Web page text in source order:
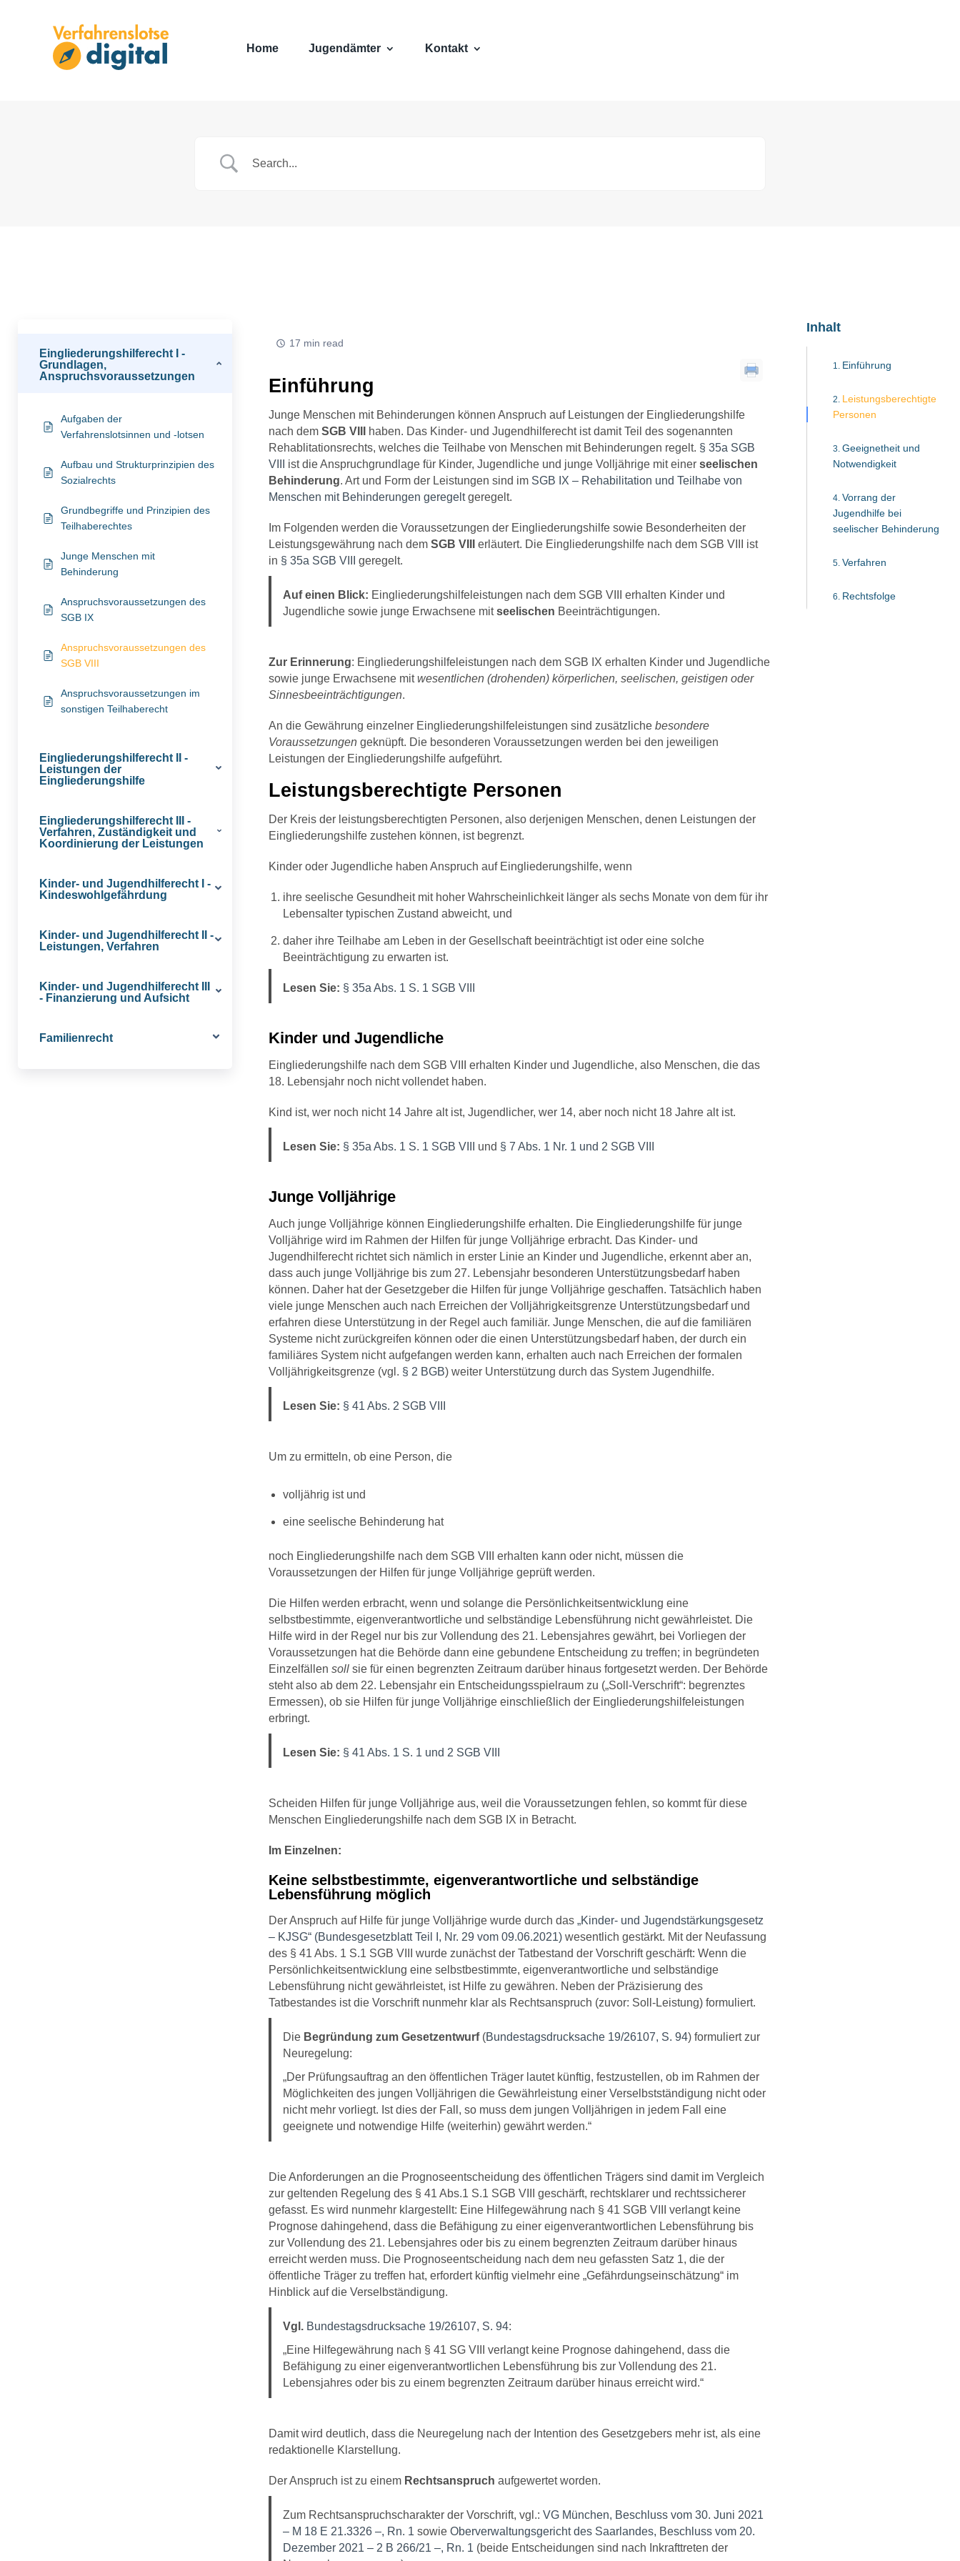
Home Jugendämter Kontakt
Eingliederungshilferecht I -
Grundlagen,
Anspruchsvoraussetzungen
Aufgaben der
Verfahrenslotsinnen und -lotsen
Aufbau und Strukturprinzipien des
Sozialrechts
Grundbegriffe und Prinzipien des
Teilhaberechtes
Junge Menschen mit
Behinderung
Anspruchsvoraussetzungen des
SGB IX
Anspruchsvoraussetzungen des
SGB VIII
Anspruchsvoraussetzungen im
sonstigen Teilhaberecht
Eingliederungshilferecht II -
Leistungen der
Eingliederungshilfe
Eingliederungshilferecht III -
Verfahren, Zuständigkeit und
Koordinierung der Leistungen
Kinder- und Jugendhilferecht I -
Kindeswohlgefährdung
Kinder- und Jugendhilferecht II -
Leistungen, Verfahren
Kinder- und Jugendhilferecht III
- Finanzierung und Aufsicht
Familienrecht
17 min read
Einführung
Junge Menschen mit Behinderungen können Anspruch auf Leistungen der Eingliederungshilfe
nach dem SGB VIII
haben. Das Kinder- und Jugendhilferecht ist damit Teil des sogenannten
Rehablitationsrechts, welches die Teilhabe von Menschen mit Behinderungen regelt. § 35a SGB
VIII
ist die Anspruchgrundlage für Kinder, Jugendliche und junge Volljährige mit einer seelischen
Behinderung. Art und Form der Leistungen sind im SGB IX – Rehabilitation und Teilhabe von
Menschen mit Behinderungen geregeltgeregelt.
Im Folgenden werden die Voraussetzungen der Eingliederungshilfe sowie Besonderheiten der
Leistungsgewährung nach dem SGB VIII
erläutert. Die Eingliederungshilfe nach dem SGB VIII ist
in § 35a SGB VIII geregelt.
Auf einen Blick: Eingliederungshilfeleistungen nach dem SGB VIII erhalten Kinder und
Jugendliche sowie junge Erwachsene mitseelischen Beeinträchtigungen.
Zur Erinnerung: Eingliederungshilfeleistungen nach dem SGB IX erhalten Kinder und Jugendliche
sowie junge Erwachsene mitwesentlichen (drohenden) körperlichen, seelischen, geistigen oder
Sinnesbeeinträchtigungen.
An die Gewährung einzelner Eingliederungshilfeleistungen sind zusätzliche besondere
Voraussetzungengeknüpft. Die besonderen Voraussetzungen werden bei den jeweiligen
Leistungen der Eingliederungshilfe aufgeführt.
Leistungsberechtigte Personen
Der Kreis der leistungsberechtigten Personen, also derjenigen Menschen, denen Leistungen der
Eingliederungshilfe zustehen können, ist begrenzt.
Kinder oder Jugendliche haben Anspruch auf Eingliederungshilfe, wenn
ihre seelische Gesundheit mit hoher Wahrscheinlichkeit länger als sechs Monate von dem für ihr
Lebensalter typischen Zustand abweicht, und
daher ihre Teilhabe am Leben in der Gesellschaft beeinträchtigt ist oder eine solche
Beeinträchtigung zu erwarten ist.
Lesen Sie: § 35a Abs. 1 S. 1 SGB VIII
Kinder und Jugendliche
Eingliederungshilfe nach dem SGB VIII erhalten Kinder und Jugendliche, also Menschen, die das
18. Lebensjahr noch nicht vollendet haben.
Kind ist, wer noch nicht 14 Jahre alt ist, Jugendlicher, wer 14, aber noch nicht 18 Jahre alt ist.
Lesen Sie: § 35a Abs. 1 S. 1 SGB VIII und § 7 Abs. 1 Nr. 1 und 2 SGB VIII
Junge Volljährige
Auch junge Volljährige können Eingliederungshilfe erhalten. Die Eingliederungshilfe für junge
Volljährige wird im Rahmen der Hilfen für junge Volljährige erbracht. Das Kinder- und
Jugendhilferecht richtet sich nämlich in erster Linie an Kinder und Jugendliche, erkennt aber an,
dass auch junge Volljährige bis zum 27. Lebensjahr besonderen Unterstützungsbedarf haben
können. Daher hat der Gesetzgeber die Hilfen für junge Volljährige geschaffen. Tatsächlich haben
viele junge Menschen auch nach Erreichen der Volljährigkeitsgrenze Unterstützungsbedarf und
erfahren diese Unterstützung in der Regel auch familiär. Junge Menschen, die auf die familiären
Systeme nicht zurückgreifen können oder die einen Unterstützungsbedarf haben, der durch ein
familiäres System nicht aufgefangen werden kann, erhalten auch nach Erreichen der formalen
Volljährigkeitsgrenze (vgl. § 2 BGB) weiter Unterstützung durch das System Jugendhilfe.
Lesen Sie: § 41 Abs. 2 SGB VIII
Um zu ermitteln, ob eine Person, die
volljährig ist und
eine seelische Behinderung hat
noch Eingliederungshilfe nach dem SGB VIII erhalten kann oder nicht, müssen die
Voraussetzungen der Hilfen für junge Volljährige geprüft werden.
Die Hilfen werden erbracht, wenn und solange die Persönlichkeitsentwicklung eine
selbstbestimmte, eigenverantwortliche und selbständige Lebensführung nicht gewährleistet. Die
Hilfe wird in der Regel nur bis zur Vollendung des 21. Lebensjahres gewährt, bei Vorliegen der
Voraussetzungen hat die Behörde dann eine gebundene Entscheidung zu treffen; in begründeten
Einzelfällen sollsie für einen begrenzten Zeitraum darüber hinaus fortgesetzt werden. Der Behörde
steht also ab dem 22. Lebensjahr ein Entscheidungsspielraum zu („Soll-Verschrift“: begrenztes
Ermessen), ob sie Hilfen für junge Volljährige einschließlich der Eingliederungshilfeleistungen
erbringt.
Lesen Sie: § 41 Abs. 1 S. 1 und 2 SGB VIII
Scheiden Hilfen für junge Volljährige aus, weil die Voraussetzungen fehlen, so kommt für diese
Menschen Eingliederungshilfe nach dem SGB IX in Betracht.
Im Einzelnen:
Keine selbstbestimmte, eigenverantwortliche und selbständige
Lebensführung möglich
Der Anspruch auf Hilfe für junge Volljährige wurde durch das „Kinder- und Jugendstärkungsgesetz
– KJSG“ (Bundesgesetzblatt Teil I, Nr. 29 vom 09.06.2021)wesentlich gestärkt. Mit der Neufassung
des § 41 Abs. 1 S.1 SGB VIII wurde zunächst der Tatbestand der Vorschrift geschärft: Wenn die
Persönlichkeitsentwicklung eine selbstbestimmte, eigenverantwortliche und selbständige
Lebensführung nicht gewährleistet, ist Hilfe zu gewähren. Neben der Präzisierung des
Tatbestandes ist die Vorschrift nunmehr klar als Rechtsanspruch (zuvor: Soll-Leistung) formuliert.
Die Begründung zum Gesetzentwurf(Bundestagsdrucksache 19/26107, S. 94) formuliert zur
Neuregelung:
„Der Prüfungsauftrag an den öffentlichen Träger lautet künftig, festzustellen, ob im Rahmen der
Möglichkeiten des jungen Volljährigen die Gewährleistung einer Verselbstständigung nicht oder
nicht mehr vorliegt. Ist dies der Fall, so muss dem jungen Volljährigen in jedem Fall eine
geeignete und notwendige Hilfe (weiterhin) gewährt werden.“
Die Anforderungen an die Prognoseentscheidung des öffentlichen Trägers sind damit im Vergleich
zur geltenden Regelung des § 41 Abs.1 S.1 SGB VIII geschärft, rechtsklarer und rechtssicherer
gefasst. Es wird nunmehr klargestellt: Eine Hilfegewährung nach § 41 SGB VIII verlangt keine
Prognose dahingehend, dass die Befähigung zu einer eigenverantwortlichen Lebensführung bis
zur Vollendung des 21. Lebensjahres oder bis zu einem begrenzten Zeitraum darüber hinaus
erreicht werden muss. Die Prognoseentscheidung nach dem neu gefassten Satz 1, die der
öffentliche Träger zu treffen hat, erfordert künftig vielmehr eine „Gefährdungseinschätzung“ im
Hinblick auf die Verselbständigung.
Vgl. Bundestagsdrucksache 19/26107, S. 94:
„Eine Hilfegewährung nach § 41 SG VIII verlangt keine Prognose dahingehend, dass die
Befähigung zu einer eigenverantwortlichen Lebensführung bis zur Vollendung des 21.
Lebensjahres oder bis zu einem begrenzten Zeitraum darüber hinaus erreicht wird.“
Damit wird deutlich, dass die Neuregelung nach der Intention des Gesetzgebers mehr ist, als eine
redaktionelle Klarstellung.
Der Anspruch ist zu einem Rechtsanspruch aufgewertet worden.
Zum Rechtsanspruchscharakter der Vorschrift, vgl.: VG München, Beschluss vom 30. Juni 2021
– M 18 E 21.3326 –, Rn. 1 sowie Oberverwaltungsgericht des Saarlandes, Beschluss vom 20.
Dezember 2021 – 2 B 266/21 –, Rn. 1 (beide Entscheidungen sind nach Inkrafttreten der
Inhalt
Einführung
Leistungsberechtigte
Personen
Geeignetheit und
Notwendigkeit
Vorrang der
Jugendhilfe bei
seelischer Behinderung
Verfahren
Rechtsfolge